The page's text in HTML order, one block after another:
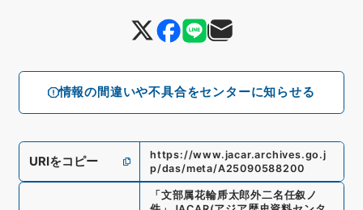
情報の間違いや不具合をセンターに知らせる
URIをコピー
https://www.jacar.archives.go.j
p/das/meta/A25090588200
「 文部属花輪乕太郎外二名任叙ノ